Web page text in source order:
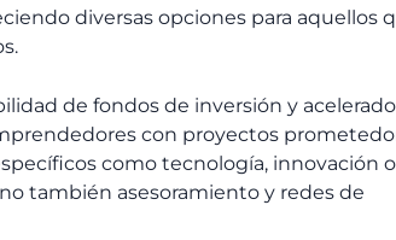
diversas opciones para aquellos
de fondos de inversión y
con proyectos
como tecnología, innovación o
también asesoramiento y redes de